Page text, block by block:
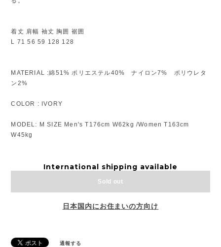
着丈 肩幅 袖丈 胸囲 裾囲
L 71 56 59 128 128
MATERIAL :綿51% ポリエステル40% ナイロン7% ポリウレタ
ン2%
COLOR : IVORY
MODEL: M SIZE Men's T176cm W62kg /Women T163cm
W45kg
International shipping available
Sold out
日本国内にお住まいの方向け
通報する